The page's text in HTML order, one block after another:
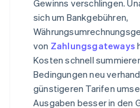
Gewinns verschlingen.
sich um Bankgebühren,
von Zahlungsgateways
Kosten schnell
Bedingungen neu
günstigeren Tarifen
Ausgaben besser in den